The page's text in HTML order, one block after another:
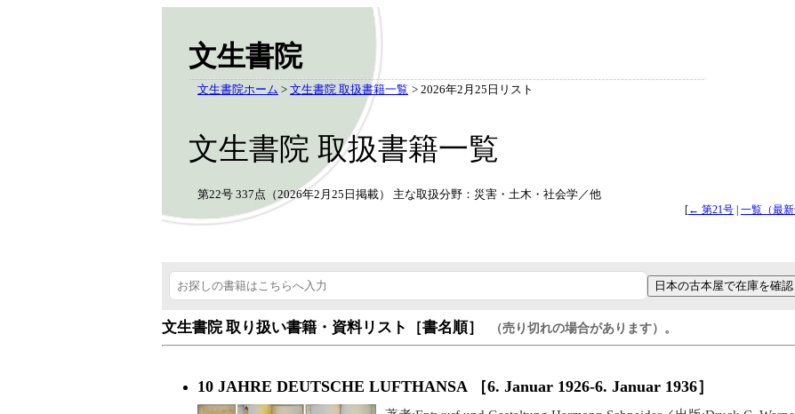
文生書院
文生書院 取扱書籍一覧
文生書院ホーム > 文生書院 取扱書籍一覧 > 2026年2月25日リスト
第22号 337点（2026年2月25日掲載） 主な取扱分野：災害・土木・社会学／他
[← 第21号 一覧（最新
日本の古本屋で在庫を確認
文生書院 取り扱い書籍・資料リスト［書名順］ （売り切れの場合があります）。
10 JAHRE DEUTSCHE LUFTHANSA ［6. Januar 1926-6. Januar 1936］